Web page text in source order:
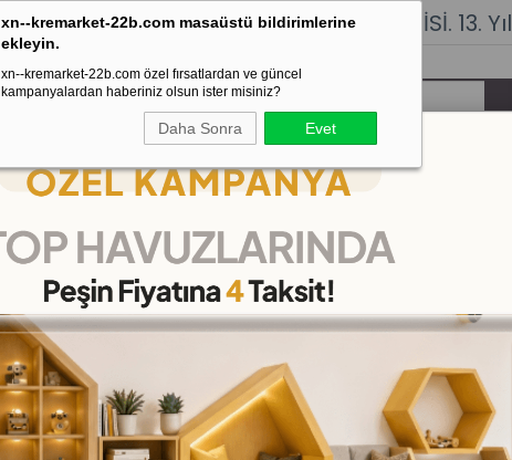
xn--kremarket-22b.com masaüstü bildirimlerine
ekleyin.
xn--kremarket-22b.com özel fırsatlardan ve güncel
kampanyalardan haberiniz olsun ister misiniz?
Daha Sonra Evet
Stoktan Gönderim.% 100İADEGARANTİSİ. 13. Yıl
Kaydırak Salıncak Tahterevalli Çok Satanlar
Hakkımızda
İletişim
Banka Hesap Numaraları